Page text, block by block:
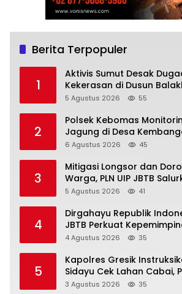
Berita Terpopuler
1
Aktivis Sumut Desak
Kekerasan di Dusun
Gunung Malintang Diusut
5 Agustus 2026 55
2
Polsek Kebomas
Jagung di Desa
Dukungan Ketahanan
6 Agustus 2026 45
3
Mitigasi Longsor dan
Warga, PLN UIP JBTB
Konservasi 4.000 Pohon
5 Agustus 2026 41
4
Dirgahayu Republik
JBTB Perkuat
melalui Srikandi Movement
4 Agustus 2026 35
5
Kapolres Gresik
Sidayu Cek Lahan Cabai,
Ketahanan Pangan dan
3 Agustus 2026 35